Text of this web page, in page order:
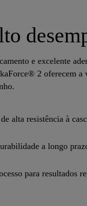
e excelente
2 oferecem a
alta resistência à
a longo
para resultados